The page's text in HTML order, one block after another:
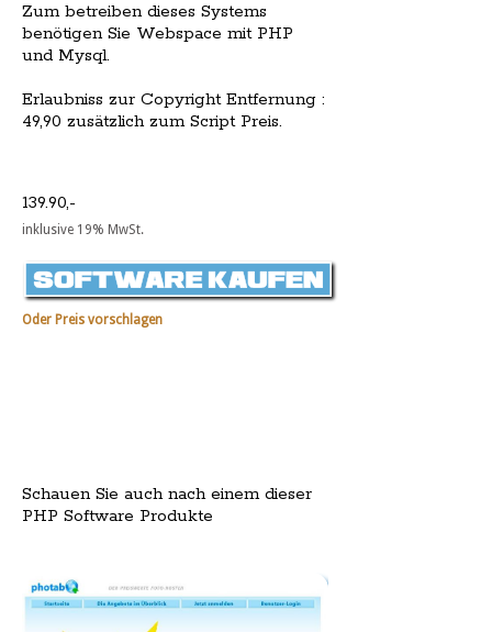
Zum betreiben dieses Systems
benötigen Sie Webspace mit PHP
und Mysql.
Erlaubniss zur Copyright Entfernung :
49,90 zusätzlich zum Script Preis.
139.90,-
inklusive 19% MwSt.
Oder Preis vorschlagen
Schauen Sie auch nach einem dieser
PHP Software Produkte